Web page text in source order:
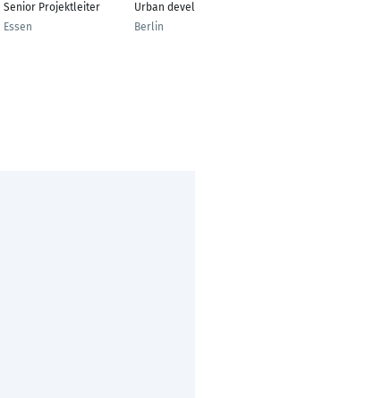
Senior Projektleiter
Essen
Urban development
Berlin